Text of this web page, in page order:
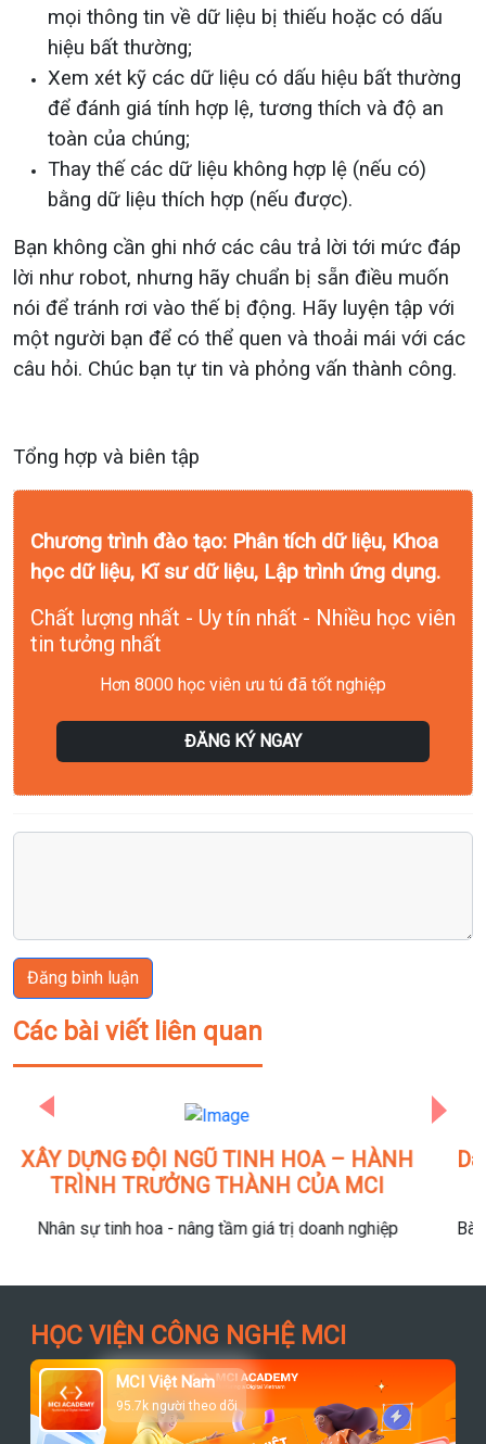
mọi thông tin về dữ liệu bị thiếu hoặc có dấu
hiệu bất thường;
Xem xét kỹ các dữ liệu có dấu hiệu bất thường
để đánh giá tính hợp lệ, tương thích và độ an
toàn của chúng;
Thay thế các dữ liệu không hợp lệ (nếu có)
bằng dữ liệu thích hợp (nếu được).
Bạn không cần ghi nhớ các câu trả lời tới mức đáp
lời như robot, nhưng hãy chuẩn bị sẵn điều muốn
nói để tránh rơi vào thế bị động. Hãy luyện tập với
một người bạn để có thể quen và thoải mái với các
câu hỏi. Chúc bạn tự tin và phỏng vấn thành công.
Tổng hợp và biên tập
Chương trình đào tạo: Phân tích dữ liệu, Khoa
học dữ liệu, Kĩ sư dữ liệu, Lập trình ứng dụng.
Chất lượng nhất - Uy tín nhất - Nhiều học viên
tin tưởng nhất
Hơn 8000 học viên ưu tú đã tốt nghiệp
ĐĂNG KÝ NGAY
Đăng bình luận
Các bài viết liên quan
Data Analyst – Data Engineer – Data Scientist:
Khác Biệt Và Lộ Trình
Bài viết giới thiệu về vai trò Data Analyst – Data Engineer –
Previous
HỌC VIỆN CÔNG NGHỆ MCI
MCI Việt Nam
95.7k người theo dõi